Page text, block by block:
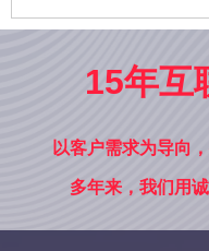
15年互
以客户需求为导向
多年来，我们用